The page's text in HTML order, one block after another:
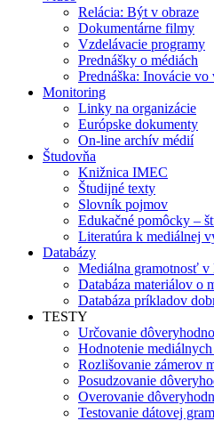
Relácia: Být v obraze
Dokumentárne filmy
Vzdelávacie programy
Prednášky o médiách
Prednáška: Inovácie vo
Monitoring
Linky na organizácie
Európske dokumenty
On-line archív médií
Študovňa
Knižnica IMEC
Študijné texty
Slovník pojmov
Edukačné pomôcky –
Literatúra k mediálnej
Databázy
Mediálna gramotnosť v
Databáza materiálov o
Databáza príkladov
TESTY
Určovanie
Hodnotenie
Rozlišovanie zámerov
Posudzovanie
Overovanie
Testovanie dátovej